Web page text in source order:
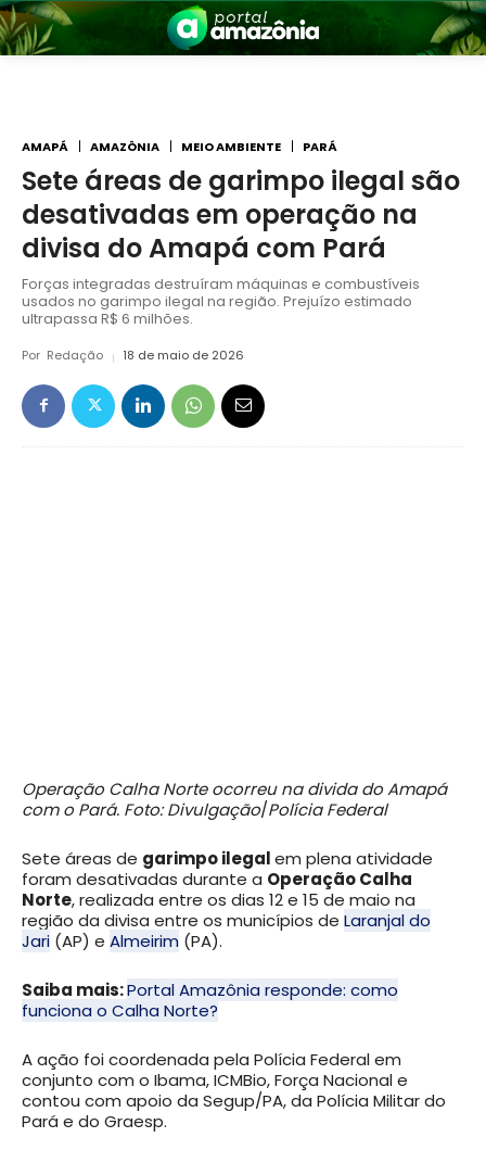
Amazônia
AMAPÁ AMAZÔNIA MEIO AMBIENTE PARÁ
Sete áreas de garimpo ilegal são
desativadas em operação na
divisa do Amapá com Pará
Forças integradas destruíram máquinas e combustíveis
usados no garimpo ilegal na região. Prejuízo estimado
ultrapassa R$ 6 milhões.
Por Redação 18 de maio de 2026
Operação Calha Norte ocorreu na divida do Amapá
com o Pará. Foto: Divulgação/Polícia Federal
Sete áreas de garimpo ilegalem plena atividade
foram desativadas durante a Operação Calha
Norte, realizada entre os dias 12 e 15 de maio na
região da divisa entre os municípios de Laranjal do
Jari (AP) e Almeirim (PA).
Saiba mais:Portal Amazônia responde: como
funciona o Calha Norte?
A ação foi coordenada pela Polícia Federal em
conjunto com o Ibama, ICMBio, Força Nacional e
contou com apoio da Segup/PA, da Polícia Militar do
Pará e do Graesp.